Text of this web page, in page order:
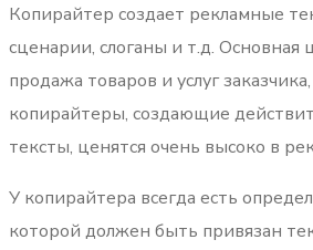
Копирайтер создает рекламные
сценарии, слоганы и т.д. Основная
продажа товаров и услуг
копирайтеры, создающие
тексты, ценятся очень высоко в
У копирайтера всегда есть
которой должен быть привязан